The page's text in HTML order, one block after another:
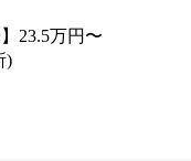
23.5万円〜
)